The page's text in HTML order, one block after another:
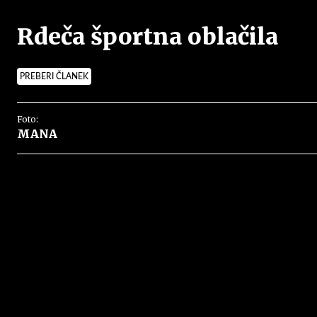
Rdeča športna oblačila
PREBERI ČLANEK
Foto:
MANA